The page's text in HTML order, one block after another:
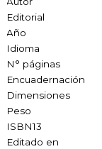
Editorial
Año
Idioma
N° páginas
Encuadernación
Dimensiones
Peso
ISBN13
Editado en